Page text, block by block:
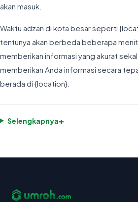
akan masuk.
Waktu adzan di kota besar seperti
tentunya akan berbeda beberapa
memberikan informasi yang akurat
memberikan Anda informasi secara
berada di {location}.
Selengkapnya+